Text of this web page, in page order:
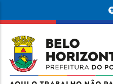
conteúdo
principal
da
Prefeitura
de